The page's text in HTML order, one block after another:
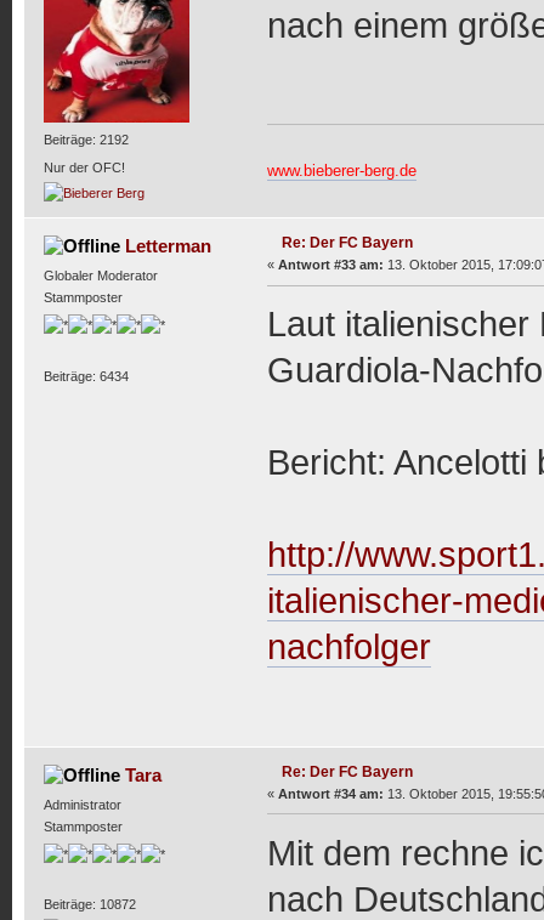
Beiträge: 2192
Nur der OFC!
nach einem
www.bieberer-berg.de
Letterman
Globaler Moderator
Stammposter
Beiträge: 6434
Re: Der FC Bayern
« Antwort #33 am: 13. Oktober 2015,
Laut italienischer
Guardiola-
Bericht: Ancelotti
http://
italienischer-
nachfolger
Tara
Administrator
Stammposter
Beiträge: 10872
Re: Der FC Bayern
« Antwort #34 am: 13. Oktober 2015,
Mit dem rechne
nach